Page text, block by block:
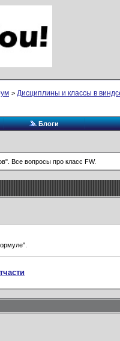
> Дисциплины и классы в
Блоги
Все вопросы про класс FW.